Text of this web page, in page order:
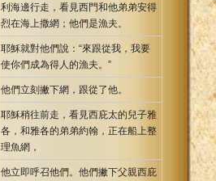
利海邊行走，看見西門和他弟弟安得
烈在海上撒網；他們是漁夫。
耶穌就對他們說：“來跟從我，我要
使你們成為得人的漁夫。”
他們立刻撇下網，跟從了他。
耶穌稍往前走，看見西庇太的兒子雅
各，和雅各的弟弟約翰，正在船上整
理魚網，
他立即呼召他們。他們撇下父親西庇